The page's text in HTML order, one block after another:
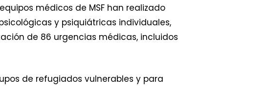
médicos de MSF han realizado
y psiquiátricas individuales,
de 86 urgencias médicas, incluidos
de refugiados vulnerables y para